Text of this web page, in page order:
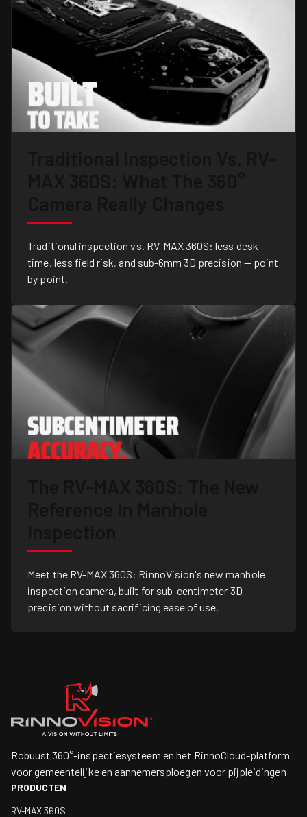
Traditional inspection vs. RV-MAX 360S: less desk
time, less field risk, and sub-6mm 3D precision — point
by point.
Meet the RV-MAX 360S: RinnoVision's new manhole
inspection camera, built for sub-centimeter 3D
precision without sacrificing ease of use.
Robuust 360°-inspectiesysteem en het RinnoCloud-platform
voor gemeentelijke en aannemersploegen voor pijpleidingen
PRODUCTEN
RV-MAX 360S